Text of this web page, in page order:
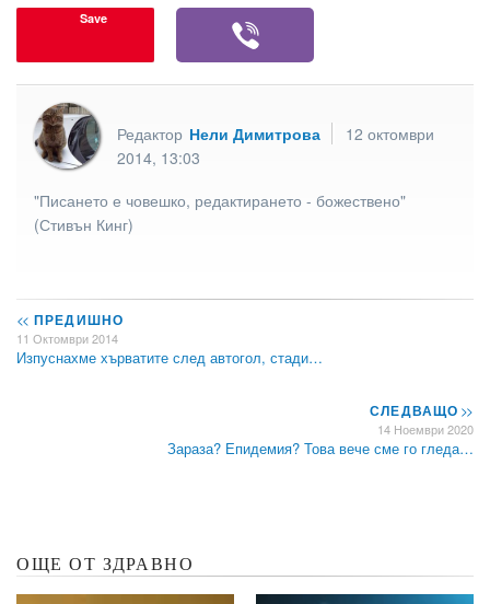
Save
Редактор Нели Димитрова
12 октомври
2014, 13:03
"Писането е човешко, редактирането - божествено"
(Стивън Кинг)
<< ПРЕДИШНО
11 Октомври 2014
Изпуснахме хърватите след автогол, стади…
СЛЕДВАЩО>>
14 Ноември 2020
Зараза? Епидемия? Това вече сме го гледа…
ОЩЕ ОТ ЗДРАВНО